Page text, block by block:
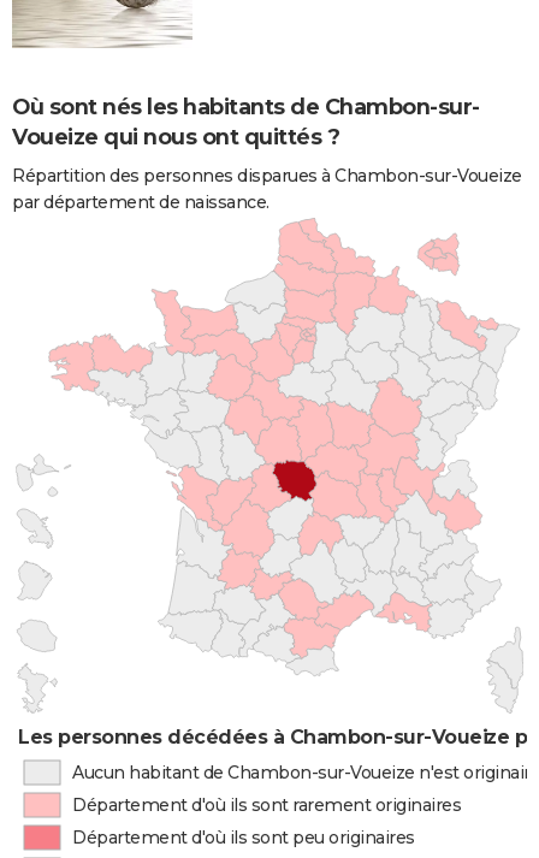
Où sont nés les habitants de Chambon-sur-
Voueize qui nous ont quittés ?
Répartition des personnes disparues à Chambon-sur-Voueize
par département de naissance.
Les personnes décédées à Chambon-sur-Voueize
Aucun habitant de Chambon-sur-Voueize n'est
Département d'où ils sont rarement originaires
Département d'où ils sont peu originaires